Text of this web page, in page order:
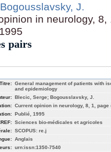
J.
in neurology,
pairs
Titre: General management of patients with
and epidemiology
Blecic, Serge; Bogousslavsky, J.
Current opinion in neurology, 8, 1, page
Publié, 1995
Sciences bio-médicales et agricoles
SCOPUS: re.j
Anglais
urn:issn:1350-7540